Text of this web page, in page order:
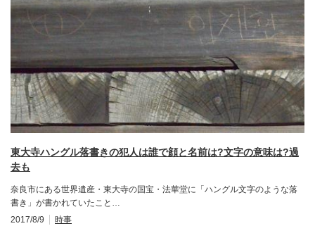
東大寺ハングル落書きの犯人は誰で顔と名前は?文字の意味は?過
去も
奈良市にある世界遺産・東大寺の国宝・法華堂に「ハングル文字のような落
書き」が書かれていたこと…
2017/8/9
時事